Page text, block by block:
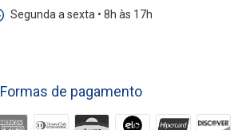
Segunda a sexta • 8h às 17h
Formas de pagamento